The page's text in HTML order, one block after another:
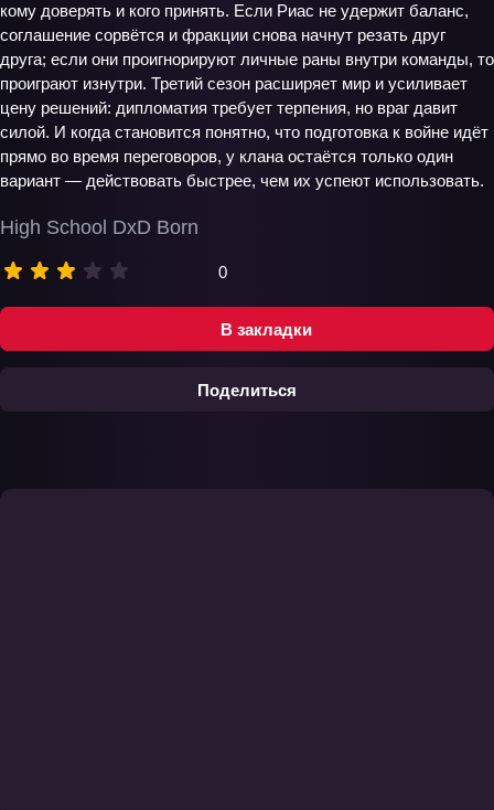
В закладки
Поделиться
High School DxD Born
0
кому доверять и кого принять. Если Риас не удержит баланс,
соглашение сорвётся и фракции снова начнут резать друг
друга; если они проигнорируют личные раны внутри команды, то
проиграют изнутри. Третий сезон расширяет мир и усиливает
цену решений: дипломатия требует терпения, но враг давит
силой. И когда становится понятно, что подготовка к войне идёт
прямо во время переговоров, у клана остаётся только один
вариант — действовать быстрее, чем их успеют использовать.